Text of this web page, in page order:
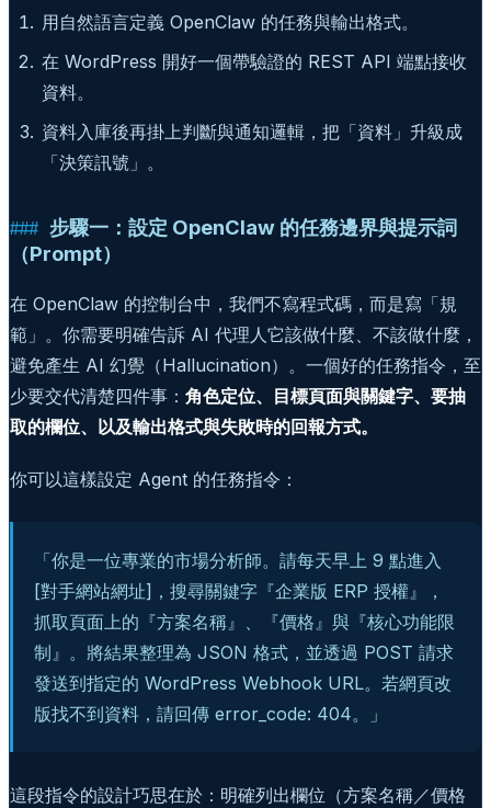
用自然語言定義 OpenClaw 的任務與輸出格式。
在 WordPress 開好一個帶驗證的 REST API 端點接收
資料。
資料入庫後再掛上判斷與通知邏輯，把「資料」升級成
「決策訊號」。
步驟一：設定 OpenClaw 的任務邊界與提示詞
（Prompt）
在 OpenClaw 的控制台中，我們不寫程式碼，而是寫「規
範」。你需要明確告訴 AI 代理人它該做什麼、不該做什麼，
避免產生 AI 幻覺（Hallucination）。一個好的任務指令，至
少要交代清楚四件事： 角色定位、目標頁面與關鍵字、要抽
取的欄位、以及輸出格式與失敗時的回報方式。
你可以這樣設定 Agent 的任務指令：
「你是一位專業的市場分析師。請每天早上 9 點進入
[對手網站網址]，搜尋關鍵字『企業版 ERP 授權』，
抓取頁面上的『方案名稱』、『價格』與『核心功能限
制』。將結果整理為 JSON 格式，並透過 POST 請求
發送到指定的 WordPress Webhook URL。若網頁改
版找不到資料，請回傳 error_code: 404。」
這段指令的設計巧思在於：明確列出欄位（方案名稱／價格